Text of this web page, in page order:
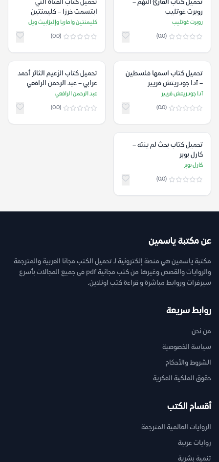
تحميل كتاب القارئ النهم –
روبرت غوتليب
روبرت غوتليب
(0.0)
تحميل كتاب الفتاة التي
ابتسمت خرزا – كليمنتين
واماريا وإليزابيث ويل
كليمنتين واماريا وإليزابيث ويل
(0.0)
تحميل كتاب اسمها فلسطين
– آدا جودريتش فريير
آدا جودريتش فريير
(0.0)
تحميل كتاب الزعيم الثائر أحمد
عرابي – عبد الرحمن الرافعي
عبد الرحمن الرافعي
(0.0)
تحميل كتاب بحث لم ينته –
كارل بوبر
كارل بوبر
(0.0)
عن مكتبة ياسمين
مكتبة ياسمين هي منصة إلكترونية لـ تحميل الكتب مجانا العربية والمترجمة
والروايات والقصص وغيرها من كتب مجانية pdf فى جميع المجالات بأسرع
سيرفرات وروابط مباشرة و قراءة كتب اونلاين.
روابط سريعة
من نحن
سياسة الخصوصية
الشروط والأحكام
حقوق الملكية الفكرية
أقسام الكتب
الروايات العالمية المترجمة
روايات عربية
تنمية بشرية